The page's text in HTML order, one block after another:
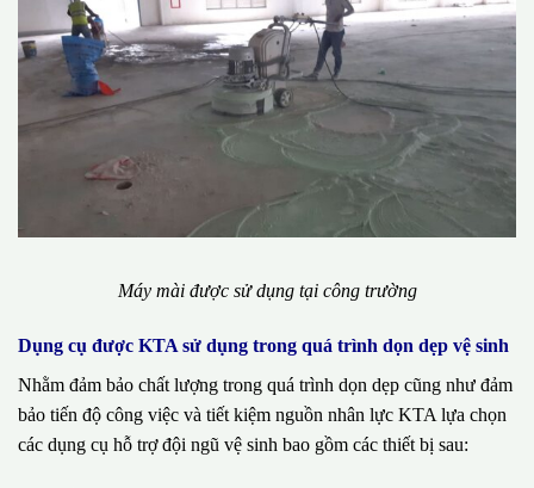
Máy mài được sử dụng tại công trường
Dụng cụ được KTA sử dụng trong quá trình dọn dẹp vệ sinh
Nhằm đảm bảo chất lượng trong quá trình dọn dẹp cũng như đảm
bảo tiến độ công việc và tiết kiệm nguồn nhân lực KTA lựa chọn
các dụng cụ hỗ trợ đội ngũ vệ sinh bao gồm các thiết bị sau: